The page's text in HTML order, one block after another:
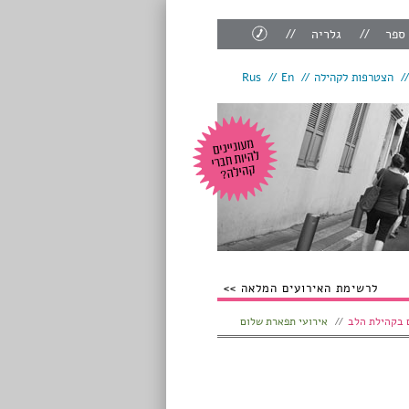
ספר גלריה
צור
קשר
הצטרפות לקהילה En
Rus
לרשימת האירועים המלאה
בקהילת הלב אירועי תפארת שלום